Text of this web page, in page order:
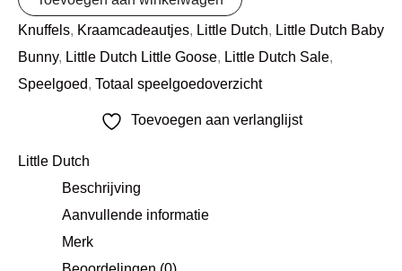
Knuffels, Kraamcadeautjes, Little Dutch, Little Dutch Baby
Bunny, Little Dutch Little Goose, Little Dutch Sale,
Speelgoed, Totaal speelgoedoverzicht
Toevoegen aan verlanglijst
Little Dutch
Beschrijving
Aanvullende informatie
Merk